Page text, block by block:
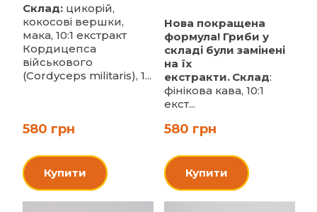
Склад: цикорій,
кокосові вершки,
мака, 10:1 екстракт
Кордицепса
військового
(Cordyceps militaris), 1...
580 грн
Купити
Нова покращена
формула! Гриби у
складі були замінені
на їх
екстракти. Склад:
фінікова кава, 10:1
екст...
580 грн
Купити